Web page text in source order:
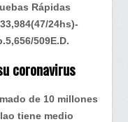
Rápidas
24hs)-
509E.D.
coronavirus
de 10 millones
tiene medio